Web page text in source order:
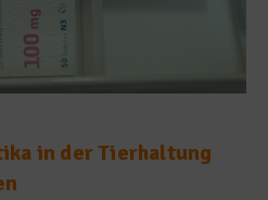
in der Tierhaltung